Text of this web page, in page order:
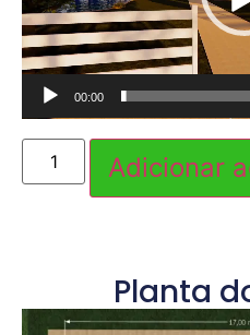
00:00
Adicionar
Planta